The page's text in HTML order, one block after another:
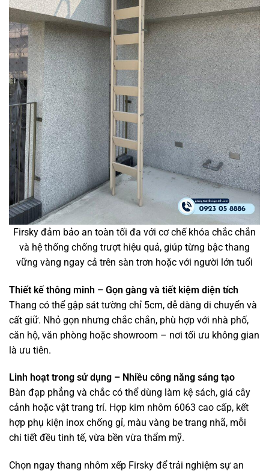
Firsky đảm bảo an toàn tối đa với cơ chế khóa chắc chắn
và hệ thống chống trượt hiệu quả, giúp từng bậc thang
vững vàng ngay cả trên sàn trơn hoặc với người lớn tuổi
Thiết kế thông minh – Gọn gàng và tiết kiệm diện tích
Thang có thể gập sát tường chỉ 5cm, dễ dàng di chuyển và
cất giữ. Nhỏ gọn nhưng chắc chắn, phù hợp với nhà phố,
căn hộ, văn phòng hoặc showroom – nơi tối ưu không gian
là ưu tiên.
Linh hoạt trong sử dụng – Nhiều công năng sáng tạo
Bàn đạp phẳng và chắc có thể dùng làm kệ sách, giá cây
cảnh hoặc vật trang trí. Hợp kim nhôm 6063 cao cấp, kết
hợp phụ kiện inox chống gỉ, màu vàng be trang nhã, mỗi
chi tiết đều tinh tế, vừa bền vừa thẩm mỹ.
Chọn ngay thang nhôm xếp Firsky để trải nghiệm sự an